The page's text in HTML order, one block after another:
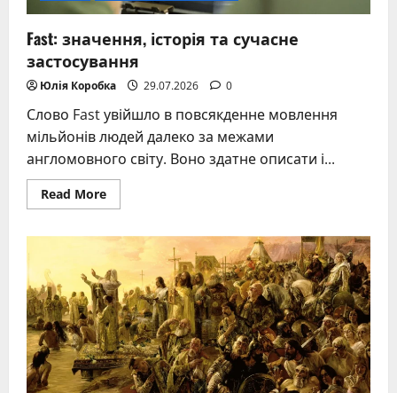
Fast: значення, історія та сучасне
застосування
Юлія Коробка 29.07.2026 0
Слово Fast увійшло в повсякденне мовлення
мільйонів людей далеко за межами
англомовного світу. Воно здатне описати і...
Read MoreRead
more
значення,
історія
та
сучасне
застосування